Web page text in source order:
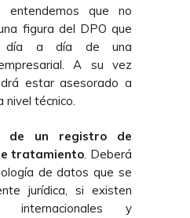
entendemos que no
figura del DPO que
a día de una
A su vez
estar asesorado a
nivel técnico.
de un registro de
tratamiento. Deberá
de datos que se
jurídica, si existen
internacionales y